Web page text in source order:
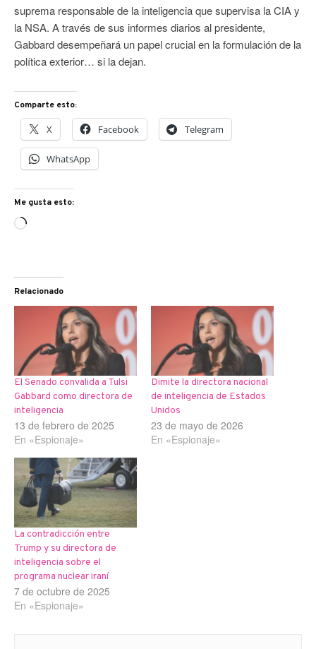
suprema responsable de la inteligencia que supervisa la CIA y
la NSA. A través de sus informes diarios al presidente,
Gabbard desempeñará un papel crucial en la formulación de la
política exterior… si la dejan.
Comparte esto:
X Facebook Telegram
WhatsApp
Me gusta esto:
Cargando...
Relacionado
El Senado convalida a Tulsi
Gabbard como directora de
inteligencia
13 de febrero de 2025
En «Espionaje»
Dimite la directora nacional
de inteligencia de Estados
Unidos
23 de mayo de 2026
En «Espionaje»
La contradicción entre
Trump y su directora de
inteligencia sobre el
programa nuclear iraní
7 de octubre de 2025
En «Espionaje»